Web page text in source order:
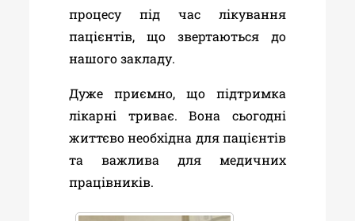
процесу під час лікування
пацієнтів, що звертаються до
нашого закладу.
Дуже приємно, що підтримка
лікарні триває. Вона сьогодні
життєво необхідна для пацієнтів
та важлива для медичних
працівників.